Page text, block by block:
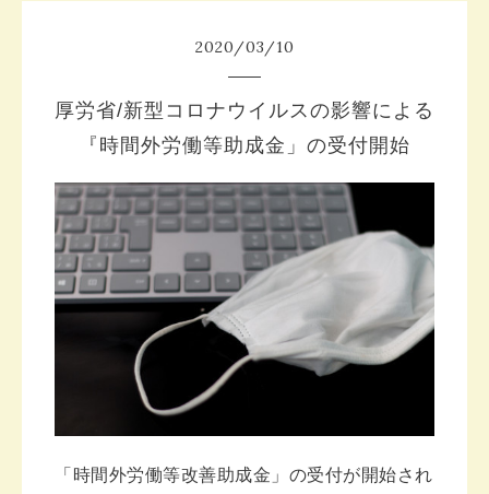
2020/03/10
厚労省/新型コロナウイルスの影響による
『時間外労働等助成金」の受付開始
「時間外労働等改善助成金」の受付が開始され